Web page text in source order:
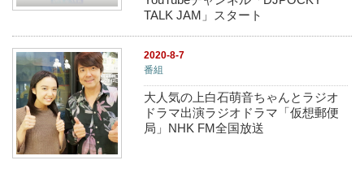
TALK JAM」スタート
2020-8-7
番組
大人気の上白石萌音ちゃんとラジオ
ドラマ出演ラジオドラマ「仮想郵便
局」NHK FM全国放送